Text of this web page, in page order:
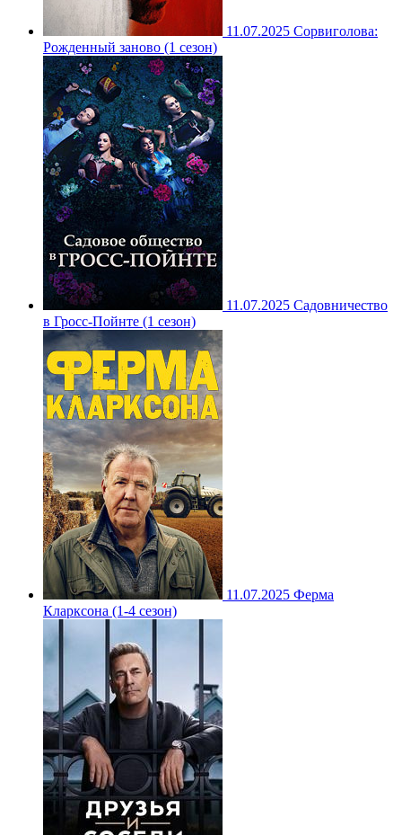
11.07.2025 Сорвиголова:
Рожденный заново (1 сезон)
11.07.2025 Садовничество
в Гросс-Пойнте (1 сезон)
11.07.2025 Ферма
Кларксона (1-4 сезон)